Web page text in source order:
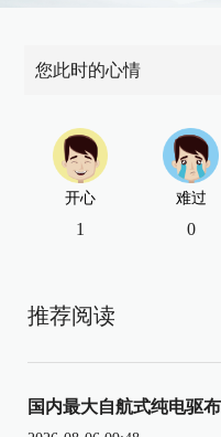
您此时的心情
开心
1
难过
0
推荐阅读
国内最大自航式纯电驱